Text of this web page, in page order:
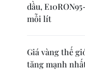
dầu,
mỗi lít
Giá vàng thế
tăng mạnh